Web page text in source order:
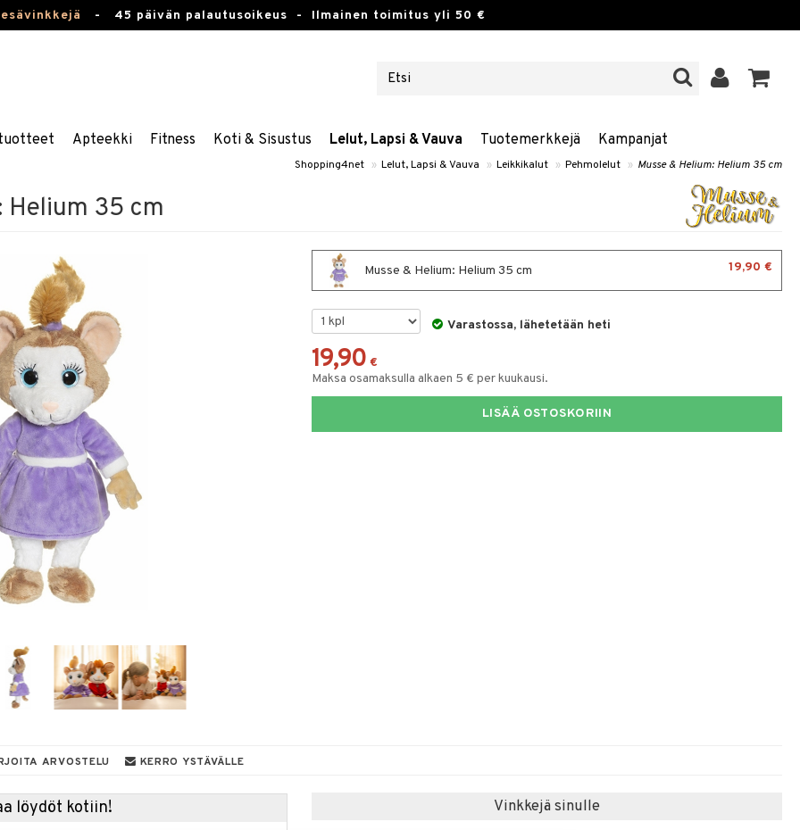
- 45 päivän palautusoikeus - Ilmainen toimitus yli 50 €
Apteekki Fitness Koti & Sisustus Lelut, Lapsi & Vauva Tuotemerkkejä Kampanjat
Shopping4net » Lelut, Lapsi & Vauva » Leikkikalut » Pehmolelut » Musse & Helium: Helium 35 cm
Helium 35 cm
Musse & Helium: Helium 35 cm 19,90 €
Varastossa, lähetetään heti
19,90 €
Maksa osamaksulla alkaen 5 € per kuukausi.
LISÄÄ OSTOSKORIIN
ARVOSTELU KERRO YSTÄVÄLLE
löydöt kotiin! Vinkkejä sinulle